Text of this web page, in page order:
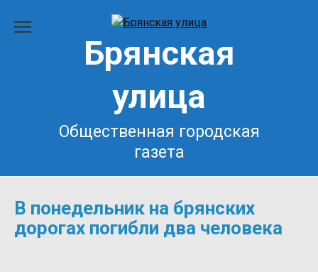
Брянская
улица
Общественная городская
газета
В понедельник на брянских
дорогах погибли два человека